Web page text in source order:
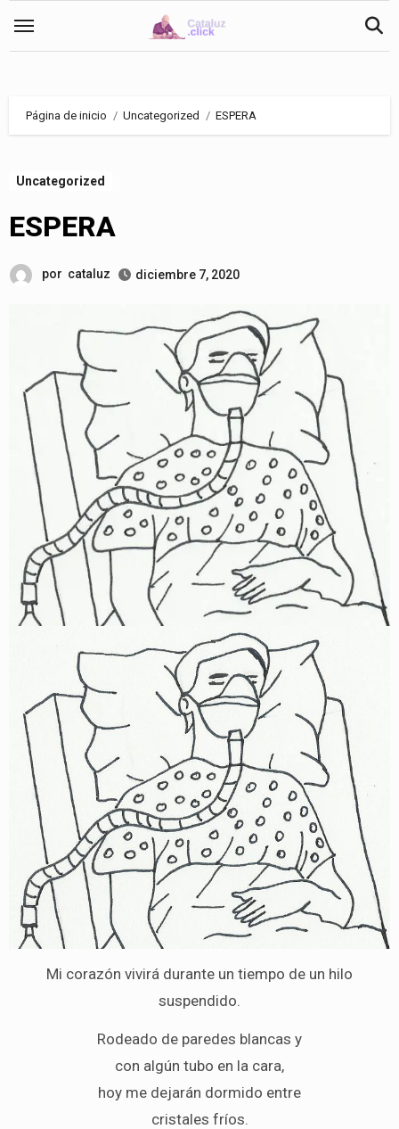
Página de inicio Uncategorized ESPERA
Uncategorized
ESPERA
por cataluz diciembre 7, 2020
Mi corazón vivirá durante un tiempo de un hilo
suspendido.
Rodeado de paredes blancas y
con algún tubo en la cara,
hoy me dejarán dormido entre
cristales fríos.